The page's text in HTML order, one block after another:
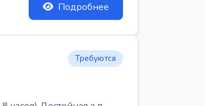
Подробнее
Требуются